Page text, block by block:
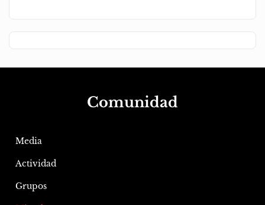
Comunidad
Media
Actividad
Grupos